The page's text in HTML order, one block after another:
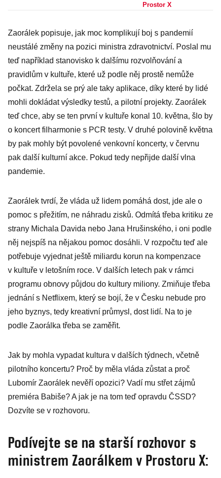
chtěl pomoct
chyby se staly,
říká jeho
bývalá mluvčí
Peterová
Prostor X
Zaorálek popisuje, jak moc komplikují boj s pandemií
neustálé změny na pozici ministra zdravotnictví. Poslal mu
teď například stanovisko k dalšímu rozvolňování a
pravidlům v kultuře, které už podle něj prostě nemůže
počkat. Zdržela se prý ale taky aplikace, díky které by lidé
mohli dokládat výsledky testů, a pilotní projekty. Zaorálek
teď chce, aby se ten první v kultuře konal 10. května, šlo by
o koncert filharmonie s PCR testy. V druhé polovině května
by pak mohly být povolené venkovní koncerty, v červnu
pak další kulturní akce. Pokud tedy nepřijde další vlna
pandemie.
Zaorálek tvrdí, že vláda už lidem pomáhá dost, jde ale o
pomoc s přežitím, ne náhradu zisků. Odmítá třeba kritiku ze
strany Michala Davida nebo Jana Hrušinského, i oni podle
něj nejspíš na nějakou pomoc dosáhli. V rozpočtu teď ale
potřebuje vyjednat ještě miliardu korun na kompenzace
v kultuře v letošním roce. V dalších letech pak v rámci
programu obnovy půjdou do kultury miliony. Zmiňuje třeba
jednání s Netflixem, který se bojí, že v Česku nebude pro
jeho byznys, tedy kreativní průmysl, dost lidí. Na to je
podle Zaorálka třeba se zaměřit.
Jak by mohla vypadat kultura v dalších týdnech, včetně
pilotního koncertu? Proč by měla vláda zůstat a proč
Lubomír Zaorálek nevěří opozici? Vadí mu střet zájmů
premiéra Babiše? A jak je na tom teď opravdu ČSSD?
Dozvíte se v rozhovoru.
Podívejte se na starší rozhovor s
ministrem Zaorálkem v Prostoru X: